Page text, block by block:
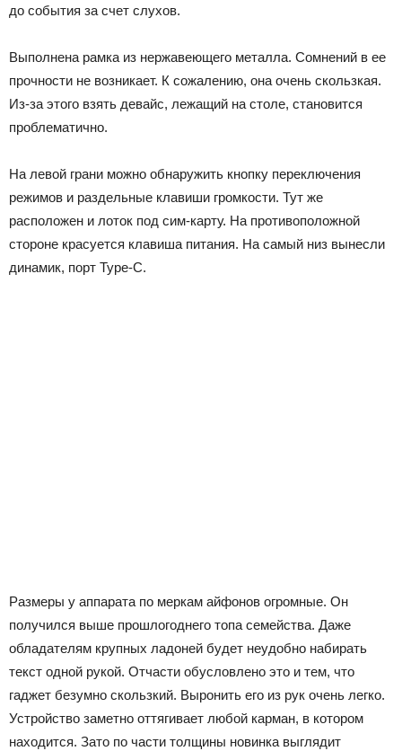
до события за счет слухов.
Выполнена рамка из нержавеющего металла. Сомнений в ее
прочности не возникает. К сожалению, она очень скользкая.
Из-за этого взять девайс, лежащий на столе, становится
проблематично.
На левой грани можно обнаружить кнопку переключения
режимов и раздельные клавиши громкости. Тут же
расположен и лоток под сим-карту. На противоположной
стороне красуется клавиша питания. На самый низ вынесли
динамик, порт Type-C.
Размеры у аппарата по меркам айфонов огромные. Он
получился выше прошлогоднего топа семейства. Даже
обладателям крупных ладоней будет неудобно набирать
текст одной рукой. Отчасти обусловлено это и тем, что
гаджет безумно скользкий. Выронить его из рук очень легко.
Устройство заметно оттягивает любой карман, в котором
находится. Зато по части толщины новинка выглядит